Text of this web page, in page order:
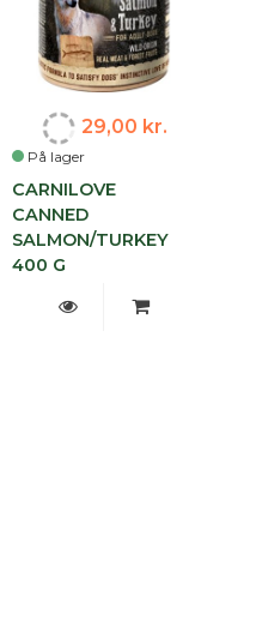
På lager
29,00 kr.
CARNILOVE
CANNED
SALMON/TURKEY
400 G